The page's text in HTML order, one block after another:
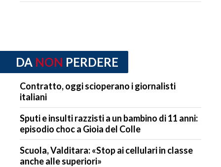
DA NON PERDERE
Contratto, oggi scioperano i giornalisti
italiani
Sputi e insulti razzisti a un bambino di 11 anni:
episodio choc a Gioia del Colle
Scuola, Valditara: «Stop ai cellulari in classe
anche alle superiori»